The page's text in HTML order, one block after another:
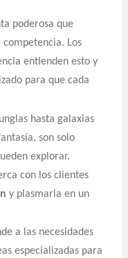
poderosa que
Los
entienden esto y
para que cada
hasta galaxias
son solo
explorar.
con los clientes
y plasmarla en un
a las necesidades
especializadas para